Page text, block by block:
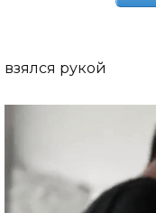
взялся рукой